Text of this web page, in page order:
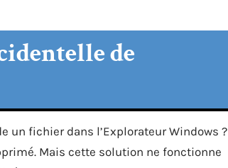
de
un fichier dans l’Explorateur Windows ?
Mais cette solution ne fonctionne